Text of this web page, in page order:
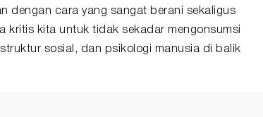
dengan cara yang sangat berani sekaligus
kritis kita untuk tidak sekadar mengonsumsi
sosial, dan psikologi manusia di balik